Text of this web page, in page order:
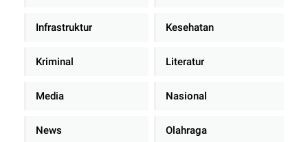
Infrastruktur Kesehatan
Kriminal Literatur
Media Nasional
News Olahraga